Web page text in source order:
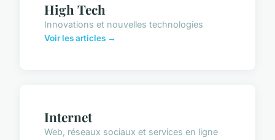
High Tech
Innovations et nouvelles technologies
Voir les articles →
Internet
Web, réseaux sociaux et services en ligne